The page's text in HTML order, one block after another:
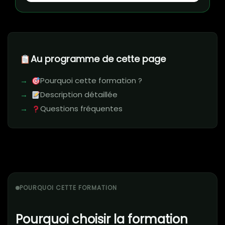
Au programme de cette page
Pourquoi cette formation ?
Description détaillée
Questions fréquentes
POURQUOI CETTE FORMATION
Pourquoi choisir la formation